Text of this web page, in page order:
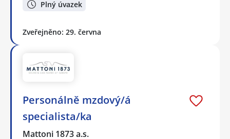
Plný úvazek
Zveřejněno: 29. června
Personálně mzdový/á
specialista/ka
Mattoni 1873 a.s.